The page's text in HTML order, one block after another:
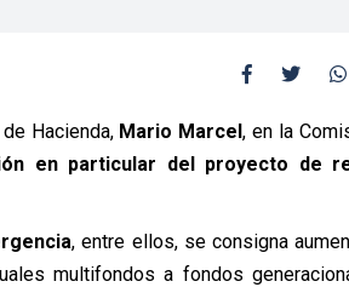
Hacienda, Mario Marcel, en la
en particular del proyecto de
, entre ellos, se consigna
multifondos a fondos